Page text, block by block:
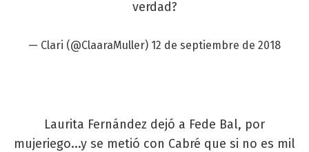
verdad?
— Clari (@ClaaraMuller) 12 de septiembre de 2018
Laurita Fernández dejó a Fede Bal, por
mujeriego...y se metió con Cabré que si no es mil